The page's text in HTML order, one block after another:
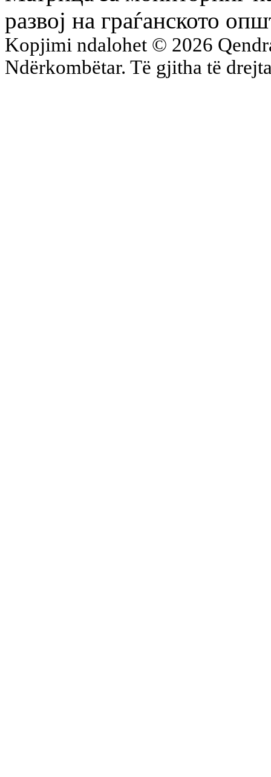
развој на граѓанското
Kopjimi ndalohet © 2026
Ndërkombëtar. Të gjitha të